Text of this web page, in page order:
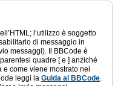
l’utilizzo è soggetto
di messaggio in
messaggi). Il BBCode è
quadre [ e ] anziché
e come viene mostrato nei
leggi la Guida al BBCode.